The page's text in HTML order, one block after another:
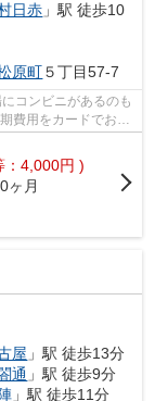
日赤 」駅 徒歩10
原町５丁目57-7
コンビニがあるのも
費用をカードでお支
：4,000円 )
0ヶ月
屋 」駅 徒歩13分
通 」駅 徒歩9分
」駅 徒歩11分